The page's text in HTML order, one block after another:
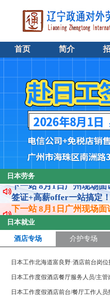
首页 简介
日本劳务
下一站 8月1日广州现场
签证+高薪offer一站搞定！
下一站 8月1日广州现场
签证+高薪offer一站搞定！
下一站 8月1日广州现场
签证+高薪offer一站搞定！
下一站 8月1日广州现场
签证+高薪offer一站搞定
日本就业
酒店专场 介护专场
日本工作北海道富良野·酒店前台岗位
日本工作度假酒店餐厅服务人员/主管
日本工作度假酒店前台/餐厅工作人员